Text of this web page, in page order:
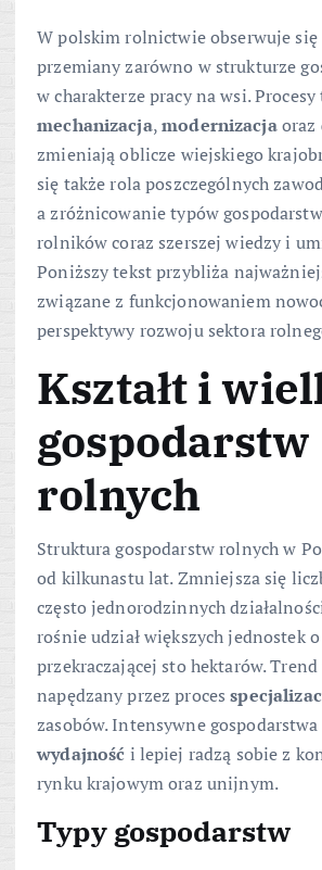
W polskim rolnictwie obserwuje
przemiany zarówno w strukturze
w charakterze pracy na wsi.
mechanizacja,modernizacjaoraz
zmieniają oblicze wiejskiego
się także rola poszczególnych
a zróżnicowanie typów
rolników coraz szerszej wiedzy i
Poniższy tekst przybliża
związane z funkcjonowaniem
perspektywy rozwoju sektora
Kształt i
gospodarstw
rolnych
Struktura gospodarstw rolnych w
od kilkunastu lat. Zmniejsza się
często jednorodzinnych
rośnie udział większych jednostek
przekraczającej sto hektarów.
napędzany przez proces
zasobów. Intensywne
wydajność i lepiej radzą sobie z
rynku krajowym oraz unijnym.
Typy gospodarstw